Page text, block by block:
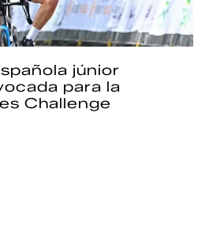
júnior
para la
Challenge